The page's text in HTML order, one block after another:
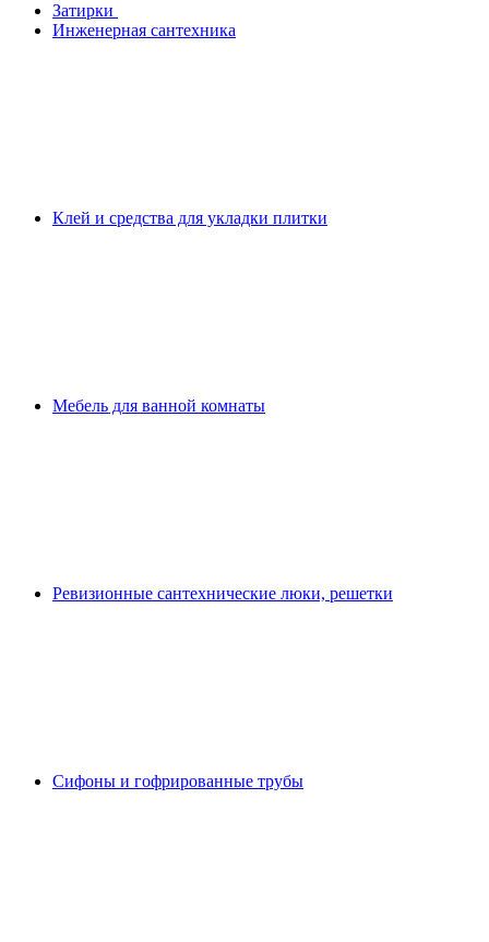
Затирки
Инженерная сантехника
Клей и средства для укладки плитки
Мебель для ванной комнаты
Ревизионные сантехнические люки, решетки
Сифоны и гофрированные трубы